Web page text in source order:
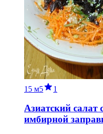
15 м5 1
Азиатский
имбирной